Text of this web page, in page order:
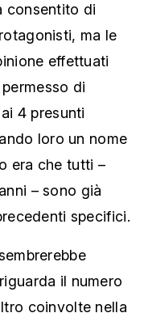
consentito di
ma le
effettuati
di
4 presunti
loro un nome
era che tutti –
– sono già
specifici.
il numero
coinvolte nella